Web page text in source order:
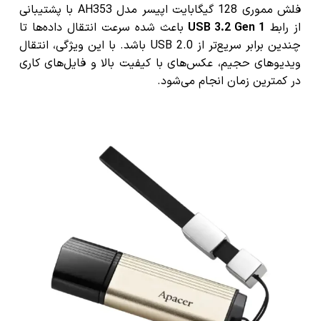
فلش مموری 128 گیگابایت اپیسر مدل AH353 با پشتیبانی
از رابط USB 3.2 Gen 1 باعث شده سرعت انتقال داده‌ها تا
چندین برابر سریع‌تر از USB 2.0 باشد. با این ویژگی، انتقال
ویدیوهای حجیم، عکس‌های با کیفیت بالا و فایل‌های کاری
در کمترین زمان انجام می‌شود.